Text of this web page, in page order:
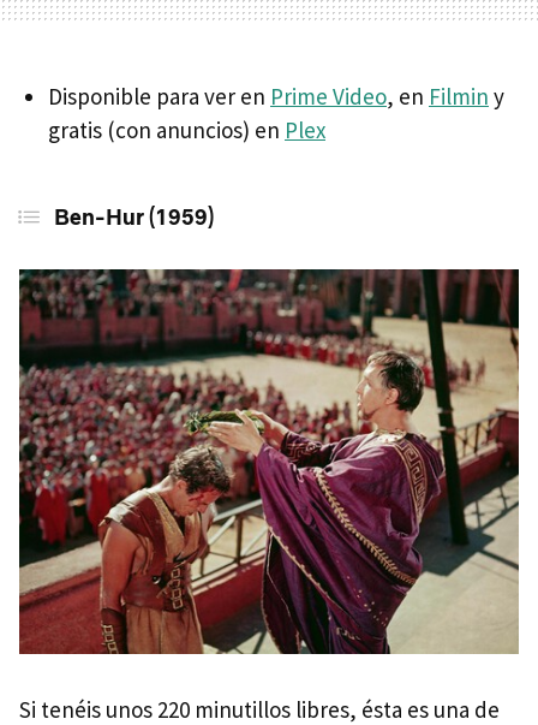
Disponible para ver en Prime Video, en Filmin y
gratis (con anuncios) en Plex
Ben-Hur (1959)
Si tenéis unos 220 minutillos libres, ésta es una de